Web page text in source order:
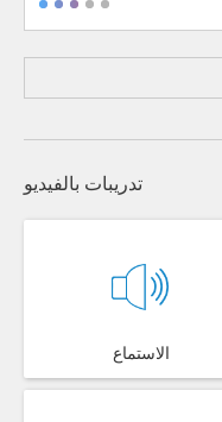
تدريبات بالفيديو
الاستماع